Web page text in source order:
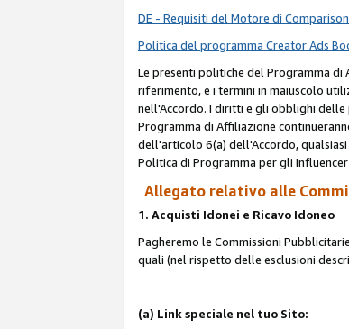
DE - Requisiti del Motore di
Politica del programma Creator Ads
Le presenti politiche del Programma di
riferimento, e i termini in maiuscolo
nell'Accordo. I diritti e gli obblighi delle
Programma di Affiliazione
dell'articolo 6(a) dell'Accordo,
Politica di Programma per gli
Allegato relativo alle
1. Acquisti Idonei e Ricavo Idoneo
Pagheremo le Commissioni
quali (nel rispetto delle esclusioni
(a) Link speciale nel tuo Sito: